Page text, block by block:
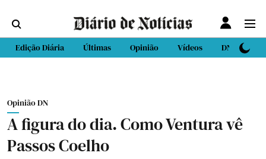
Edição Diária Últimas Opinião Vídeos DN Sport
Opinião DN
A figura do dia. Como Ventura vê
Passos Coelho